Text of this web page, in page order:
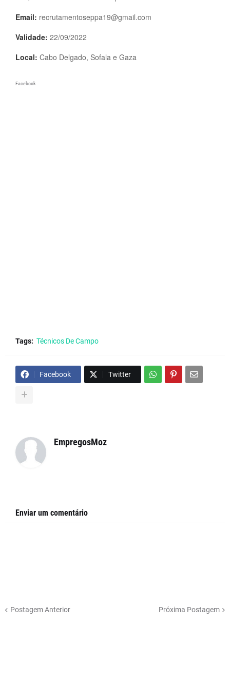
Email: recrutamentoseppa19@gmail.com
Validade: 22/09/2022
Local: Cabo Delgado, Sofala e Gaza
Facebook
Tags: Técnicos De Campo
Facebook Twitter
EmpregosMoz
Enviar um comentário
Postagem Anterior Próxima Postagem